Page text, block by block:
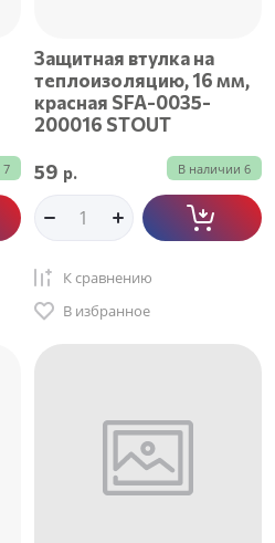
7
Защитная втулка на
теплоизоляцию, 16 мм,
красная SFA-0035-
200016 STOUT
В наличии 6
59 р.
К сравнению
В избранное